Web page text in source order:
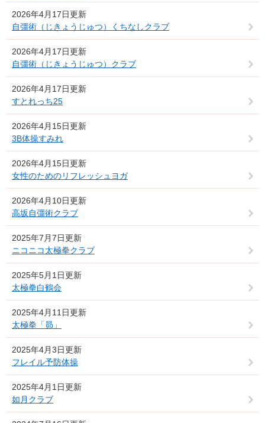
2026年4月17日更新
自彊術（じきょうじゅつ）くちなしクラブ
2026年4月17日更新
自彊術（じきょうじゅつ）クラブ
2026年4月17日更新
すとれっち25
2026年4月15日更新
3B体操すみれ
2026年4月15日更新
女性のためのリフレッシュヨガ
2026年4月10日更新
高坂自彊術クラブ
2025年7月7日更新
ニコニコ太極拳クラブ
2025年5月1日更新
太極拳白鶴会
2025年4月11日更新
太極拳「昴」
2025年4月3日更新
フレイル予防体操
2025年4月1日更新
如月クラブ